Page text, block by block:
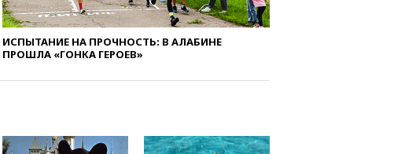
вчера, 19:35WP: Трамп
призвал доноров-
республиканцев поддержать
Вэнса на выборах 2028 года
вчера, 19:20Число ломбардов
аэропорт Геленджика
ИСПЫТАНИЕ НА ПРОЧНОСТЬ: В АЛАБИНЕ
ПРОШЛА «ГОНКА ГЕРОЕВ»